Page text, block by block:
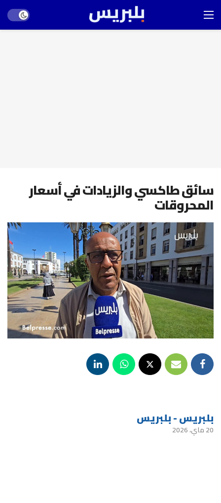
mode
سائق طاكسي والزيادات في أسعار
المحروقات
بلبريس - بلبريس
20 ماي، 2026